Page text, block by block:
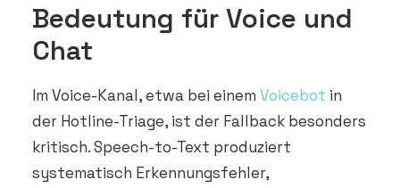
Bedeutung für Voice und
Chat
Im Voice-Kanal, etwa bei einem Voicebot in
der Hotline-Triage, ist der Fallback besonders
kritisch. Speech-to-Text produziert
systematisch Erkennungsfehler,